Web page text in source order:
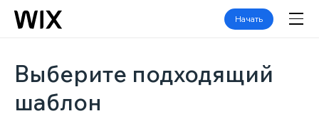
Начать
Выберите подходящий
шаблон